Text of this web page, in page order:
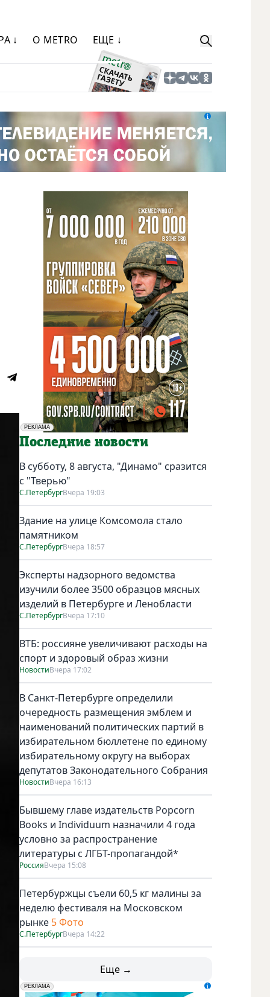
↓ О METRO ЕЩЕ ↓
РЕКЛАМА
Социальная реклама
Последние новости
В субботу, 8 августа, "Динамо" сразится
с "Тверью"
С.ПетербургВчера 19:03
Здание на улице Комсомола стало
памятником
С.ПетербургВчера 18:57
Эксперты надзорного ведомства
изучили более 3500 образцов мясных
изделий в Петербурге и Ленобласти
С.ПетербургВчера 17:10
ВТБ: россияне увеличивают расходы на
спорт и здоровый образ жизни
НовостиВчера 17:02
В Санкт-Петербурге определили
очередность размещения эмблем и
наименований политических партий в
избирательном бюллетене по единому
избирательному округу на выборах
депутатов Законодательного Собрания
НовостиВчера 16:13
Бывшему главе издательств Popcorn
Books и Individuum назначили 4 года
условно за распространение
литературы с ЛГБТ-пропагандой*
РоссияВчера 15:08
Петербуржцы съели 60,5 кг малины за
неделю фестиваля на Московском
рынке 5 Фото
С.ПетербургВчера 14:22
Еще →
erid: LdtCK5udn
РЕКЛАМА
АО "ГАТР", ИНН: 7841320717